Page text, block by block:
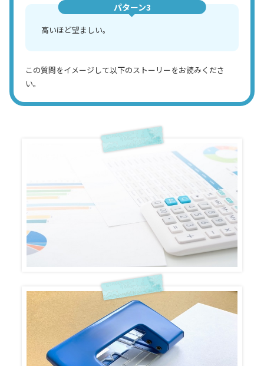
パターン3
高いほど望ましい。
この質問をイメージして以下のストーリーをお読みくださ
い。